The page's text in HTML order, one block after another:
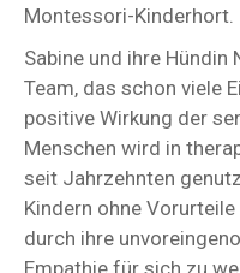
Montessori-Kinderhort.
Sabine und ihre Hündin
Team, das schon viele
positive Wirkung der
Menschen wird in
seit Jahrzehnten
Kindern ohne
durch ihre
Empathie für sich zu